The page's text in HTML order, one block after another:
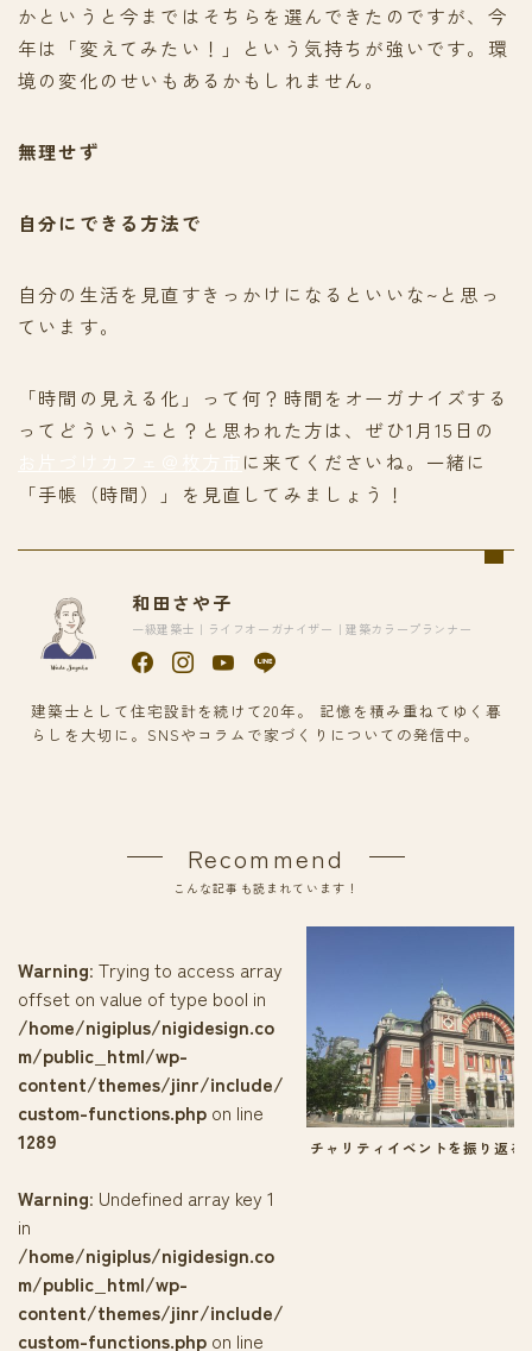
かというと今まではそちらを選んできたのですが、今
年は「変えてみたい！」という気持ちが強いです。環
境の変化のせいもあるかもしれません。
無理せず
自分にできる方法で
自分の生活を見直すきっかけになるといいな~と思っ
ています。
「時間の見える化」って何？時間をオーガナイズする
ってどういうこと？と思われた方は、ぜひ1月15日の
に来てくださいね。一緒に
「手帳（時間）」を見直してみましょう！
和田さや子
一級建築士｜ライフオーガナイザー｜建築カラープランナー
建築士として住宅設計を続けて20年。 記憶を積み重ねてゆく暮
らしを大切に。SNSやコラムで家づくりについての発信中。
Recommend
こんな記事も読まれています！
Warning: Trying to access array
offset on value of type bool in
/home/nigiplus/nigidesign.co
m/public_html/wp-
content/themes/jinr/include/
custom-functions.php on line
1289
Warning: Undefined array key 1
in
/home/nigiplus/nigidesign.co
m/public_html/wp-
content/themes/jinr/include/
custom-functions.php on line
チャリティイベントを振り返る